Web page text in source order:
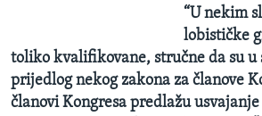
“U nekim
lobističke
toliko kvalifikovane, stručne da su u
prijedlog nekog zakona za članove
članovi Kongresa predlažu